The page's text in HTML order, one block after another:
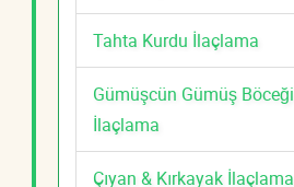
Tahta Kurdu İlaçlama
Gümüşcün Gümüş Böceği
İlaçlama
Çıyan & Kırkayak İlaçlama